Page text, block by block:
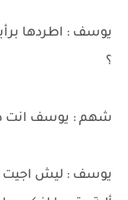
يوسف : اطردها
؟
شهم : يوسف انت
يوسف : ليش اجيت